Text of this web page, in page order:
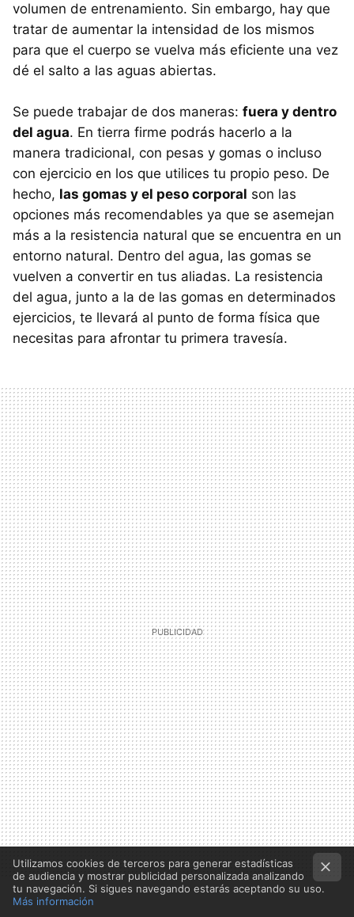
volumen de entrenamiento. Sin embargo, hay que
tratar de aumentar la intensidad de los mismos
para que el cuerpo se vuelva más eficiente una vez
dé el salto a las aguas abiertas.
Se puede trabajar de dos maneras: fuera y dentro
del agua. En tierra firme podrás hacerlo a la
manera tradicional, con pesas y gomas o incluso
con ejercicio en los que utilices tu propio peso. De
hecho, las gomas y el peso corporal son las
opciones más recomendables ya que se asemejan
más a la resistencia natural que se encuentra en un
entorno natural. Dentro del agua, las gomas se
vuelven a convertir en tus aliadas. La resistencia
del agua, junto a la de las gomas en determinados
ejercicios, te llevará al punto de forma física que
necesitas para afrontar tu primera travesía.
Utilizamos cookies de terceros para generar estadísticas
de audiencia y mostrar publicidad personalizada analizando
tu navegación. Si sigues navegando estarás aceptando su uso.
Más información